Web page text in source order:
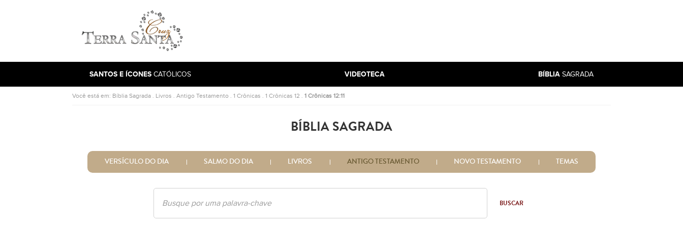
Ir para a página inicial
SANTOS E ÍCONES CATÓLICOS VIDEOTECA BÍBLIA SAGRADA
Você está em: Bíblia Sagrada . Livros . Antigo Testamento . 1 Crônicas . 1 Crônicas 12 . 1 Crônicas 12:11
BÍBLIA SAGRADA
VERSÍCULO DO DIA SALMO DO DIA LIVROS ANTIGO TESTAMENTO NOVO TESTAMENTO TEMAS
BUSCAR